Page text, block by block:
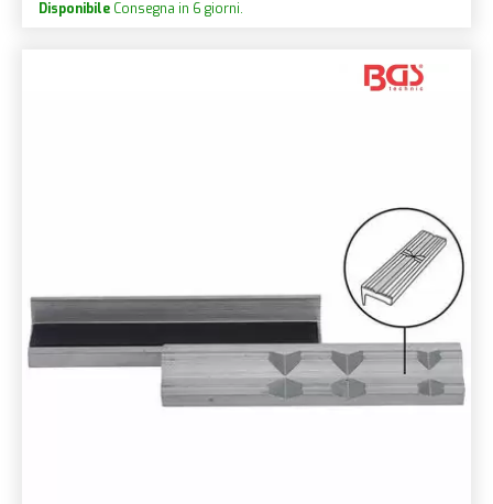
Disponibile Consegna in 6 giorni.